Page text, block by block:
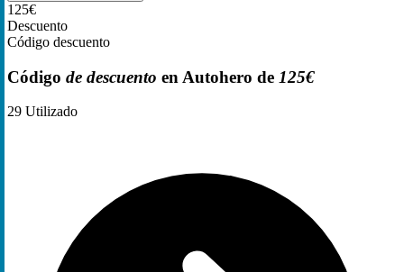
125€
Descuento
Código descuento
Código de descuento en Autohero de 125€
29 Utilizado